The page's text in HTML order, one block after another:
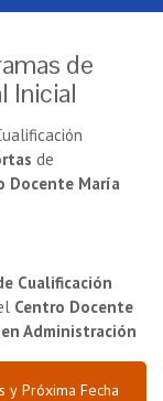
de
Inicial
de
Docente María
Cualificación
Centro Docente
en Administración
y Próxima Fecha